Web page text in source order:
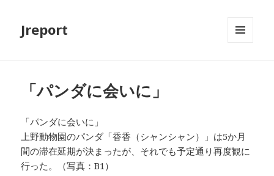
Jreport
「パンダに会いに」
「パンダに会いに」
上野動物園のパンダ「香香（シャンシャン）」は5か月
間の滞在延期が決まったが、それでも予定通り再度観に
行った。（写真：B1）